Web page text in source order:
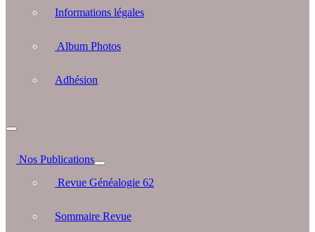
Informations légales
Album Photos
Adhésion
Nos Publications
Revue Généalogie 62
Sommaire Revue